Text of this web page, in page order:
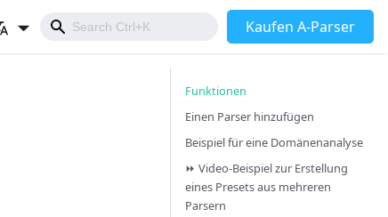
Kaufen A-Parser
Funktionen
Einen Parser hinzufügen
Beispiel für eine Domänenanalyse
⏩ Video-Beispiel zur Erstellung
eines Presets aus mehreren
Parsern